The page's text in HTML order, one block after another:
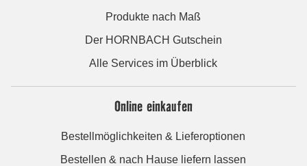
Produkte nach Maß
Der HORNBACH Gutschein
Alle Services im Überblick
Online einkaufen
Bestellmöglichkeiten & Lieferoptionen
Bestellen & nach Hause liefern lassen